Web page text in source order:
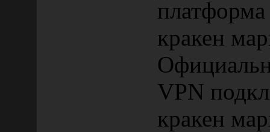
платформа
кракен
VPN
кракен